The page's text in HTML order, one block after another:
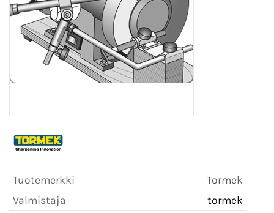
Tuotemerkki
Tormek
Valmistaja
tormek